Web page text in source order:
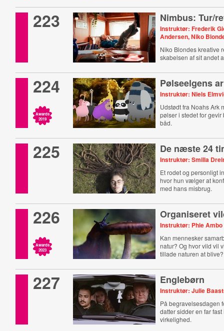
223 Nimbus: Tur/
Instruktør: Frederik
Andersen, Niko
Niko Blondes kreative
skabelsen af sit andet
224
Awards
2019
Pølseelgens
Instruktør: Niels
Udstødt fra Noahs Ark
pølser i stedet for
båd.
225 De næste 24
Instruktør: Smilla
Et rodet og personligt
hvor hun vælger at
med hans misbrug.
226
Awards
2023
Organiseret
Instruktør: Phie Ambo
Kan mennesker
natur? Og hvor vild vil
tillade naturen at blive?
227 Englebørn
Instruktør: Julie
På begravelsesdagen
datter sidder en far
virkelighed.